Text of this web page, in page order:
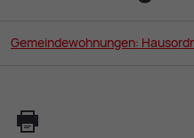
Gemeindewohnungen:
Mail